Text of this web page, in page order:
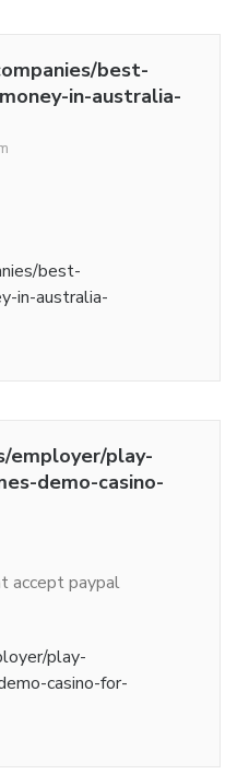
best-
in-australia-
best-
in-australia-
employer/play-
demo-casino-
accept paypal
play-
casino-for-